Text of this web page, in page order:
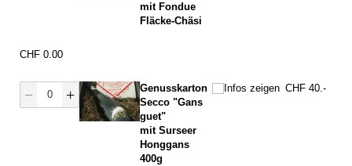
mit Fondue
Fläcke-Chäsi
Preis
CHF 0.00
Menge Genuss Secco
Genusskarton
Secco "Gans
guet"
mit Surseer
Honggans
400g
Infos zeigen
Infos zeigen CHF 40.-